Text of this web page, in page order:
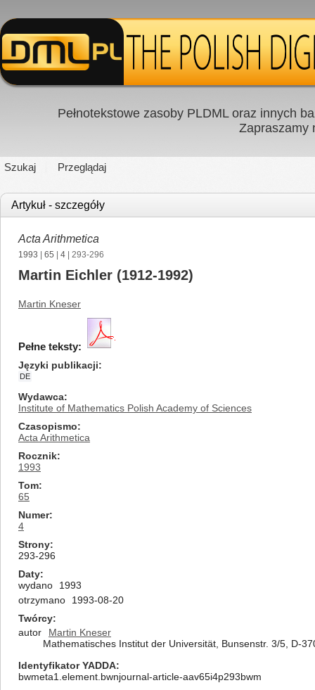
Pełnotekstowe zasoby PLDML oraz innych
Zapraszamy
Szukaj Przeglądaj
Artykuł - szczegóły
Acta Arithmetica
1993 65 4 | 293-296
Martin Eichler (1912-1992)
Martin Kneser
Pełne teksty:
Języki publikacji
DE
Wydawca
Institute of Mathematics Polish Academy of Sciences
Czasopismo
Acta Arithmetica
Rocznik
1993
Tom
65
Numer
4
Strony
293-296
Daty
wydano
1993
otrzymano
1993-08-20
Twórcy
autor
Martin Kneser
Mathematisches Institut der Universität, Bunsenstr. 3/5, D-
Identyfikator YADDA
bwmeta1.element.bwnjournal-article-aav65i4p293bwm